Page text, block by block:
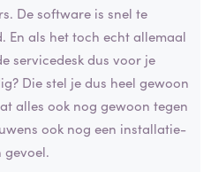
De software is snel te
En als het toch echt allemaal
servicedesk dus voor je
Die stel je dus heel gewoon
alles ook nog gewoon tegen
ook nog een installatie-
gevoel.